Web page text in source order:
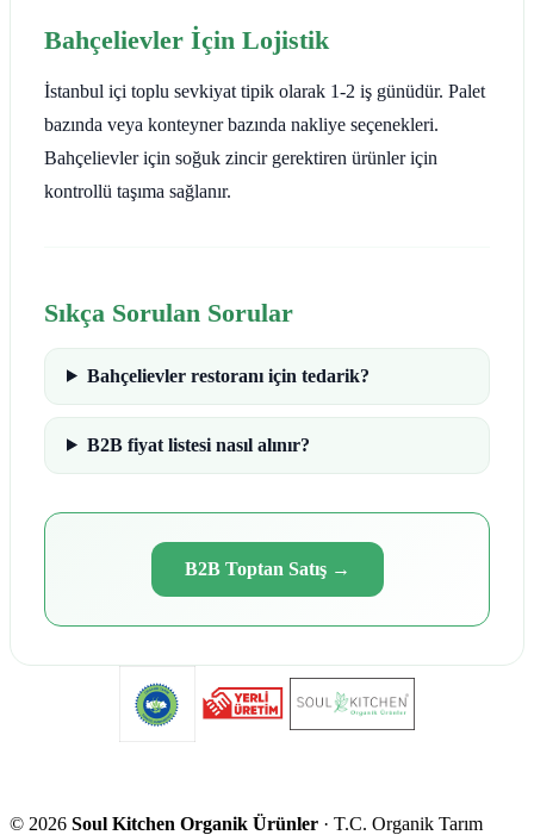
Bahçelievler İçin Lojistik
İstanbul içi toplu sevkiyat tipik olarak 1-2 iş günüdür. Palet
bazında veya konteyner bazında nakliye seçenekleri.
Bahçelievler için soğuk zincir gerektiren ürünler için
kontrollü taşıma sağlanır.
Sıkça Sorulan Sorular
Bahçelievler restoranı için tedarik?
B2B fiyat listesi nasıl alınır?
B2B Toptan Satış→
© 2026 Soul Kitchen Organik Ürünler · T.C. Organik Tarım